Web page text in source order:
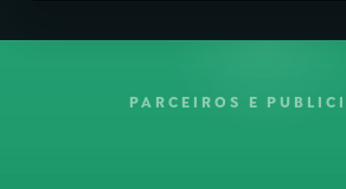
PARCEIROS E